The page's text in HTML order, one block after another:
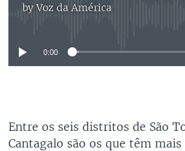
byVoz da América
No media source
0:00
Entre os seis distritos de São
Cantagalo são os que têm mais